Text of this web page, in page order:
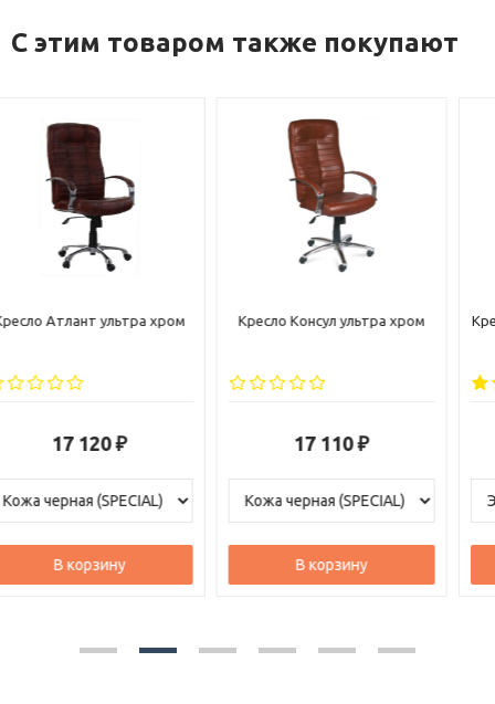
С этим товаром также покупают
Кресло Консул ультра хром
17 110
В корзину
Кресло руководителя Атлант
15 120
В корзину